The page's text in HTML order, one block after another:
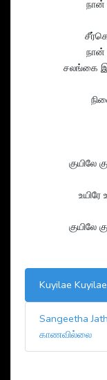
சலங்கை
குயிலே
குயிலே
Kuyilae Kuyilae
Sangeetha
காணவில்லை